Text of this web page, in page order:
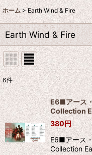
ホーム > Earth Wind & Fire
Earth Wind & Fire
表示数:
並び順:
6件
E6■アース
Collection
380円
E6■アース
Collection